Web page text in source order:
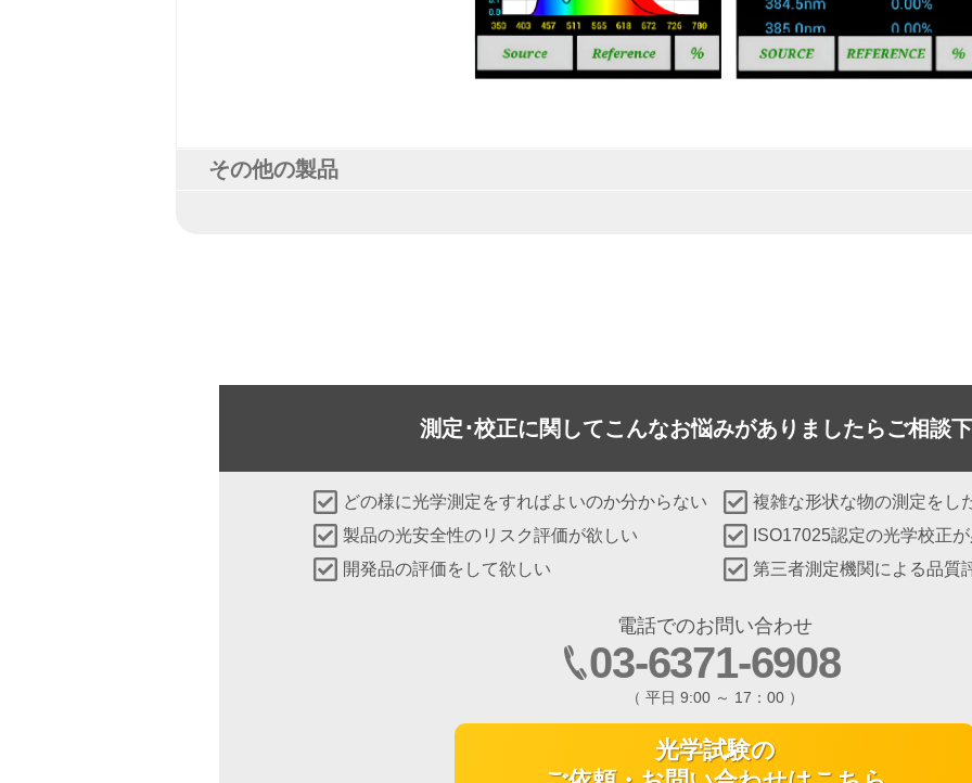
その他の製品
測定･校正に関してこんなお悩みがありましたらご相談
どの様に光学測定をすればよいのか分からない
複雑な形状な物の測定をし
製品の光安全性のリスク評価が欲しい
ISO17025認定の光学校正
開発品の評価をして欲しい
第三者測定機関による品質
電話でのお問い合わせ
03-6371-6908
（ 平日 9:00 ～ 17：00 ）
光学試験の